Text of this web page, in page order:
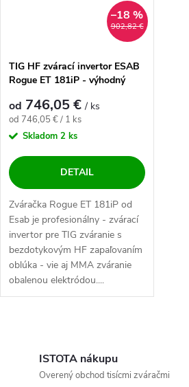
902,82 €
–18 %
TIG HF zvárací invertor ESAB
Rogue ET 181iP - výhodný
od 746,05 €/ ks
Jednotková cena:
od 746,05 € / 1 ks
Skladom 2 ks
DETAIL
Zváračka Rogue ET 181iP od
Esab je profesionálny - zvárací
invertor pre TIG zváranie s
bezdotykovým HF zapaľovaním
oblúka - vie aj MMA zváranie
obalenou elektródou....
ISTOTA nákupu
Overený obchod tisícmi zváračmi